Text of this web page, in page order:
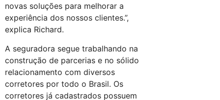
novas soluções para melhorar a
experiência dos nossos clientes.”,
explica Richard.
A seguradora segue trabalhando na
construção de parcerias e no sólido
relacionamento com diversos
corretores por todo o Brasil. Os
corretores já cadastrados possuem